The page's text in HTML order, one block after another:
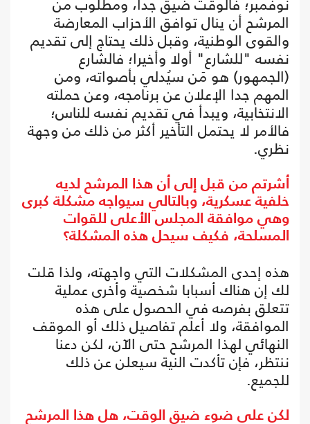
المرشح أن ينال توافق الأحزاب المعارضة
والقوى الوطنية، وقبل ذلك يحتاج إلى تقديم
نفسه "للشارع" أولا وأخيرا؛ فالشارع
(الجمهور) هو مَن سيُدلي بأصواته، ومن
المهم جدا الإعلان عن برنامجه، وعن حملته
الانتخابية، ويبدأ في تقديم نفسه للناس؛
فالأمر لا يحتمل التأخير أكثر من ذلك من وجهة
نظري.
أشرتم من قبل إلى أن هذا المرشح لديه
خلفية عسكرية، وبالتالي سيواجه مشكلة كبرى
وهي موافقة المجلس الأعلى للقوات
المسلحة، فكيف سيحل هذه المشكلة؟
هذه إحدى المشكلات التي واجهته، ولذا قلت
لك إن هناك أسبابا شخصية وأخرى عملية
تتعلق بفرصه في الحصول على هذه
الموافقة، ولا أعلم تفاصيل ذلك أو الموقف
النهائي لهذا المرشح حتى الآن، لكن دعنا
ننتظر، فإن تأكدت النية سيعلن عن ذلك
للجميع.
لكن على ضوء ضيق الوقت، هل هذا المرشح